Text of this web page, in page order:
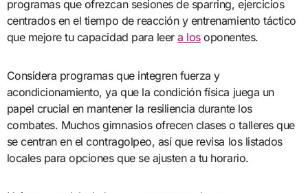
programas que ofrezcan sesiones de sparring, ejercicios
centrados en el tiempo de reacción y entrenamiento táctico
que mejore tu capacidad para leera losoponentes.
Considera programas que integren fuerza y
acondicionamiento, ya que la condición física juega un
papel crucial en mantener la resiliencia durante los
combates. Muchos gimnasios ofrecen clases o talleres que
se centran en el contragolpeo, así que revisa los listados
locales para opciones que se ajusten a tu horario.